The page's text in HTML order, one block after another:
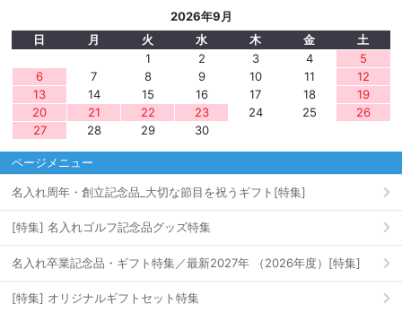
2026年9月
日
月 火 水 木 金
土
1
2 3 4
5
6
7 8 9 10 11
12
13
14 15 16 17 18
19
20
21 22 23 24 25
26
27
28 29 30
ページメニュー
名入れ周年・創立記念品_大切な節目を祝うギフト[特集]
[特集] 名入れゴルフ記念品グッズ特集
名入れ卒業記念品・ギフト特集／最新2027年 （2026年度）[特集]
[特集] オリジナルギフトセット特集